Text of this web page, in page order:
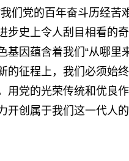
们党的百年奋斗历经苦
步史上令人刮目相看的
因蕴含着我们“从哪里
的征程上，我们必须始
用党的光荣传统和优良
创属于我们这一代人的